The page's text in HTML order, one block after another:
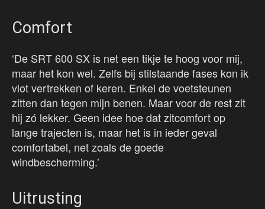
Comfort
‘De SRT 600 SX is net een tikje te hoog voor mij,
maar het kon wel. Zelfs bij stilstaande fases kon ik
vlot vertrekken of keren. Enkel de voetsteunen
zitten dan tegen mijn benen. Maar voor de rest zit
hij zó lekker. Geen idee hoe dat zitcomfort op
lange trajecten is, maar het is in ieder geval
comfortabel, net zoals de goede
windbescherming.’
Uitrusting